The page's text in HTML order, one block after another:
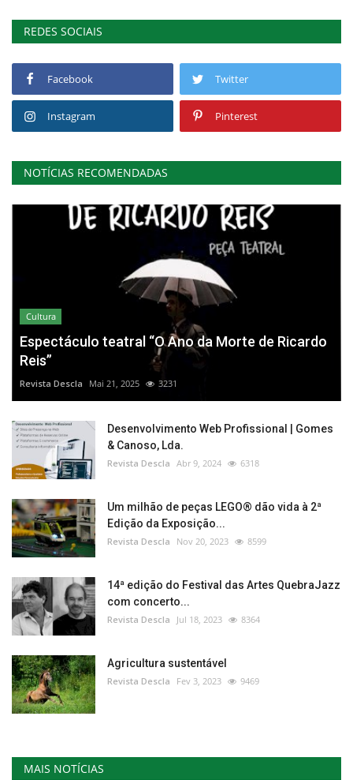
REDES SOCIAIS
Facebook Twitter
Instagram Pinterest
NOTÍCIAS RECOMENDADAS
Cultura
Espectáculo teatral “O Ano da Morte de Ricardo
Reis”
Revista Descla Mai 21, 2025 3231
Desenvolvimento Web Profissional | Gomes
& Canoso, Lda.
Revista Descla Abr 9, 2024 6318
Um milhão de peças LEGO® dão vida à 2ª
Edição da Exposição...
Revista Descla Nov 20, 2023 8599
14ª edição do Festival das Artes QuebraJazz
com concerto...
Revista Descla Jul 18, 2023 8364
Agricultura sustentável
Revista Descla Fev 3, 2023 9469
MAIS NOTÍCIAS